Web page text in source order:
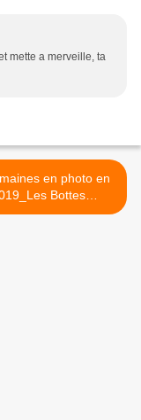
mette a merveille, ta
en photo en
Bottes